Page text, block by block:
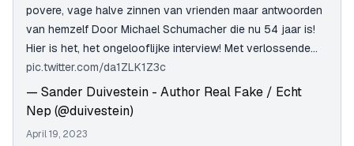
povere, vage halve zinnen van vrienden maar antwoorden
van hemzelf Door Michael Schumacher die nu 54 jaar is!
Hier is het, het ongelooflijke interview! Met verlossende…
pic.twitter.com/da1ZLK1Z3c
— Sander Duivestein - Author Real Fake / Echt
Nep (@duivestein)
April 19, 2023